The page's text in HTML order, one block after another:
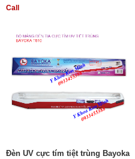
Call
Đèn UV cực tím tiệt trùng Bayoka